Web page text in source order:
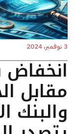
3 نوفمبر، 2024
انخفاض
مقابل
والبنك